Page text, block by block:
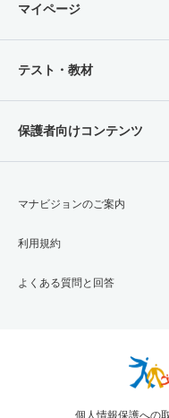
マイページ
テスト・教材
保護者向けコンテンツ
マナビジョンのご案内
利用規約
よくある質問と回答